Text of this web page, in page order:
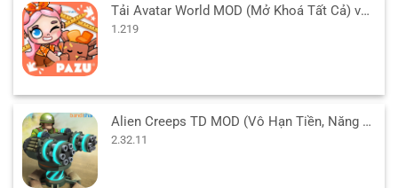
Tải Avatar World MOD (Mở Khoá Tất Cả) v1.219 APK cho Android
1.219
Alien Creeps TD MOD (Vô Hạn Tiền, Năng Lượng, Full hero) v2.32.11 APK
2.32.11